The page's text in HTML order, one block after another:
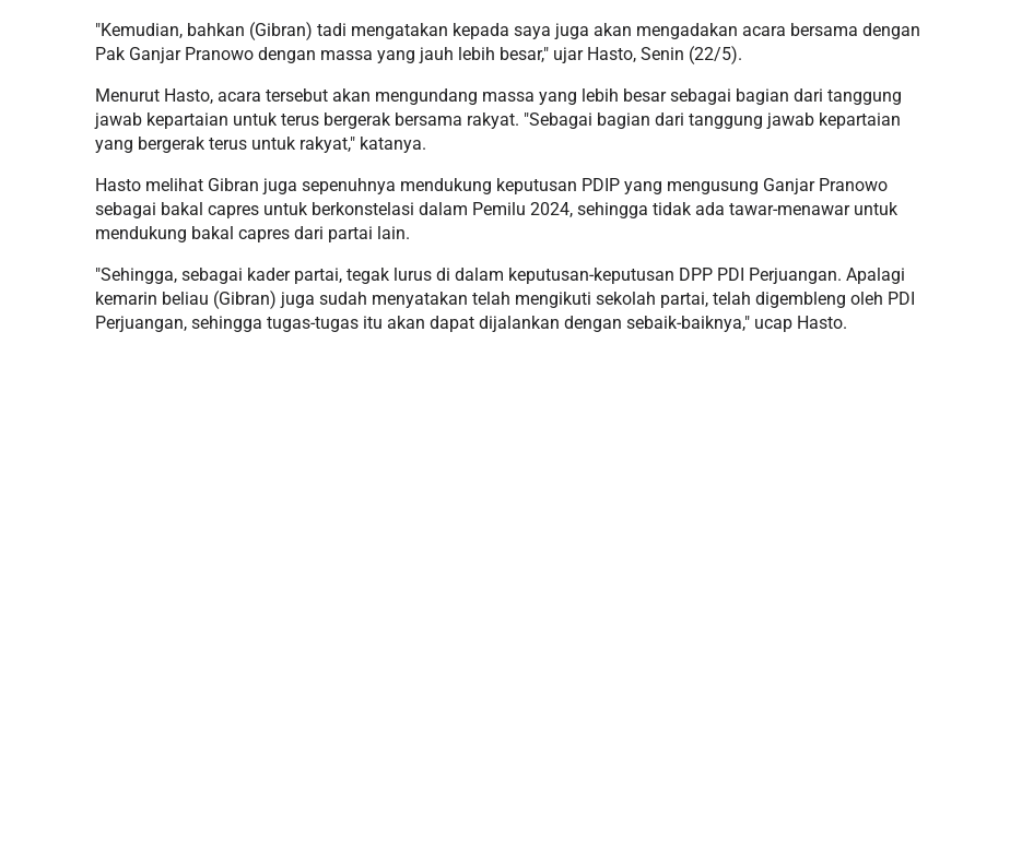
"Kemudian, bahkan (Gibran) tadi mengatakan kepada saya juga akan mengadakan acara bersama dengan
Pak Ganjar Pranowo dengan massa yang jauh lebih besar," ujar Hasto, Senin (22/5).
Menurut Hasto, acara tersebut akan mengundang massa yang lebih besar sebagai bagian dari tanggung
jawab kepartaian untuk terus bergerak bersama rakyat. "Sebagai bagian dari tanggung jawab kepartaian
yang bergerak terus untuk rakyat," katanya.
Hasto melihat Gibran juga sepenuhnya mendukung keputusan PDIP yang mengusung Ganjar Pranowo
sebagai bakal capres untuk berkonstelasi dalam Pemilu 2024, sehingga tidak ada tawar-menawar untuk
mendukung bakal capres dari partai lain.
"Sehingga, sebagai kader partai, tegak lurus di dalam keputusan-keputusan DPP PDI Perjuangan. Apalagi
kemarin beliau (Gibran) juga sudah menyatakan telah mengikuti sekolah partai, telah digembleng oleh PDI
Perjuangan, sehingga tugas-tugas itu akan dapat dijalankan dengan sebaik-baiknya," ucap Hasto.